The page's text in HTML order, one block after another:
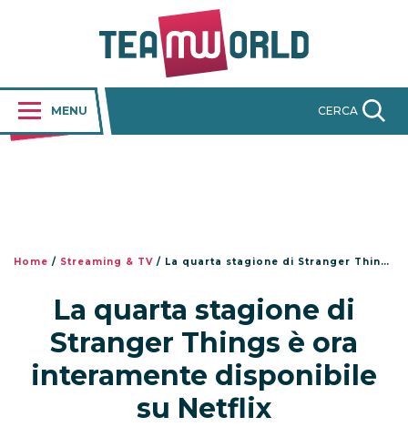
MENU CERCA
Home / Streaming & TV / La quarta stagione di Stranger Things è ora interamente disponibile su Netflix
La quarta stagione di
Stranger Things è ora
interamente disponibile
su Netflix